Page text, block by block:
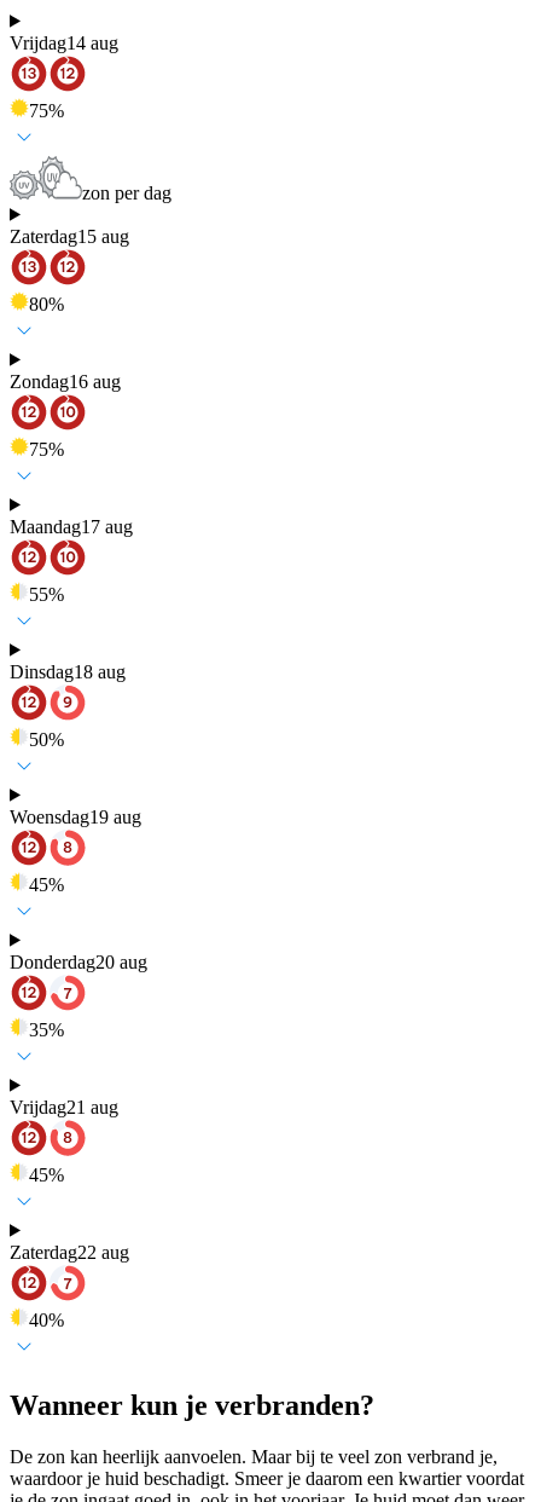
Vrijdag14 aug
75%
zon per dag
Zaterdag15 aug
80%
Zondag16 aug
75%
Maandag17 aug
55%
Dinsdag18 aug
50%
Woensdag19 aug
45%
Donderdag20 aug
35%
Vrijdag21 aug
45%
Zaterdag22 aug
40%
Wanneer kun je verbranden?
De zon kan heerlijk aanvoelen. Maar bij te veel zon verbrand je,
waardoor je huid beschadigt. Smeer je daarom een kwartier voordat